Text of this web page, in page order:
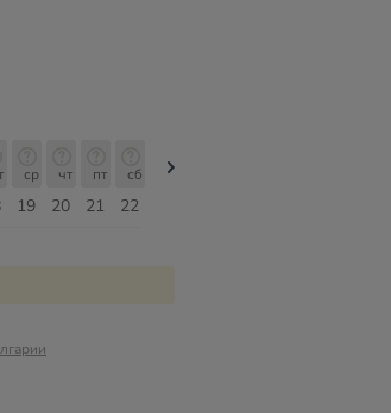
19
ср
20
чт
21
пт
22
сб